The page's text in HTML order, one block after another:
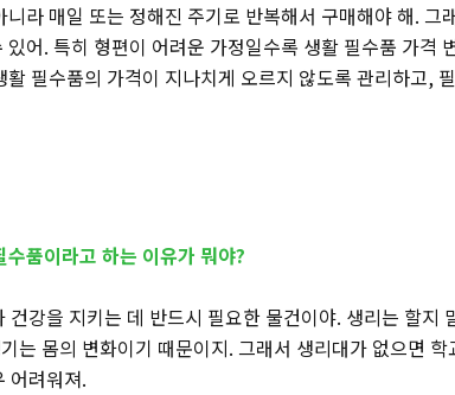
라 매일 또는 정해진 주기로 반복해서 구매해야 해. 그
어. 특히 형편이 어려운 가정일수록 생활 필수품 가격
필수품의 가격이 지나치게 오르지 않도록 관리하고,
품이라고 하는 이유가 뭐야?
강을 지키는 데 반드시 필요한 물건이야. 생리는 할지
는 몸의 변화이기 때문이지. 그래서 생리대가 없으면 학
어려워져.